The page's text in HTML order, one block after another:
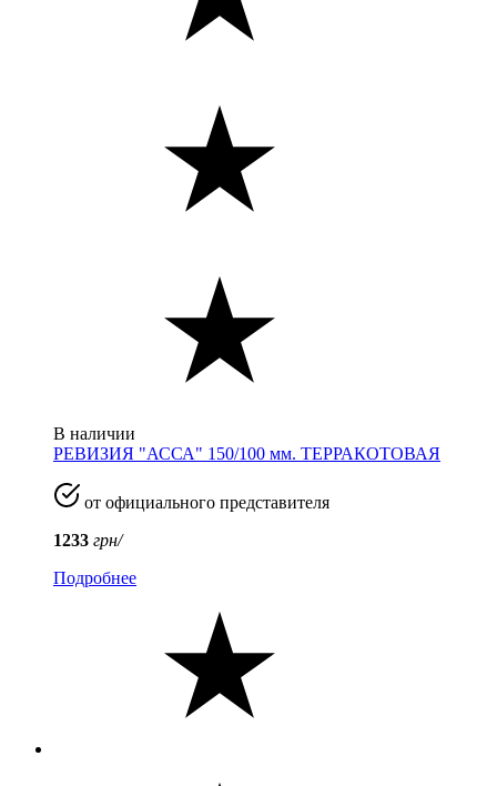
В наличии
РЕВИЗИЯ "АССА" 150/100 мм. ТЕРРАКОТОВАЯ
от официального представителя
1233 грн/
Подробнее